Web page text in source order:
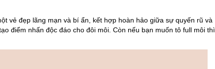
vẻ đẹp lãng mạn và bí ẩn, kết hợp hoàn hảo giữa sự quyến rũ và
điểm nhấn độc đáo cho đôi môi. Còn nếu bạn muốn tô full môi thì